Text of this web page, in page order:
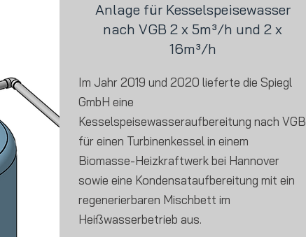
Anlage für Kesselspeisewasser
nach VGB 2 x 5m³/h und 2 x
16m³/h
Im Jahr 2019 und 2020 lieferte die Spiegl
GmbH eine
Kesselspeisewasseraufbereitung nach VGB
für einen Turbinenkessel in einem
Biomasse-Heizkraftwerk bei Hannover
sowie eine Kondensataufbereitung mit ein
regenerierbaren Mischbett im
Heißwasserbetrieb aus.